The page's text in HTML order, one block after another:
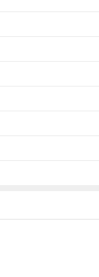
豌豆，远程就能攻击你。